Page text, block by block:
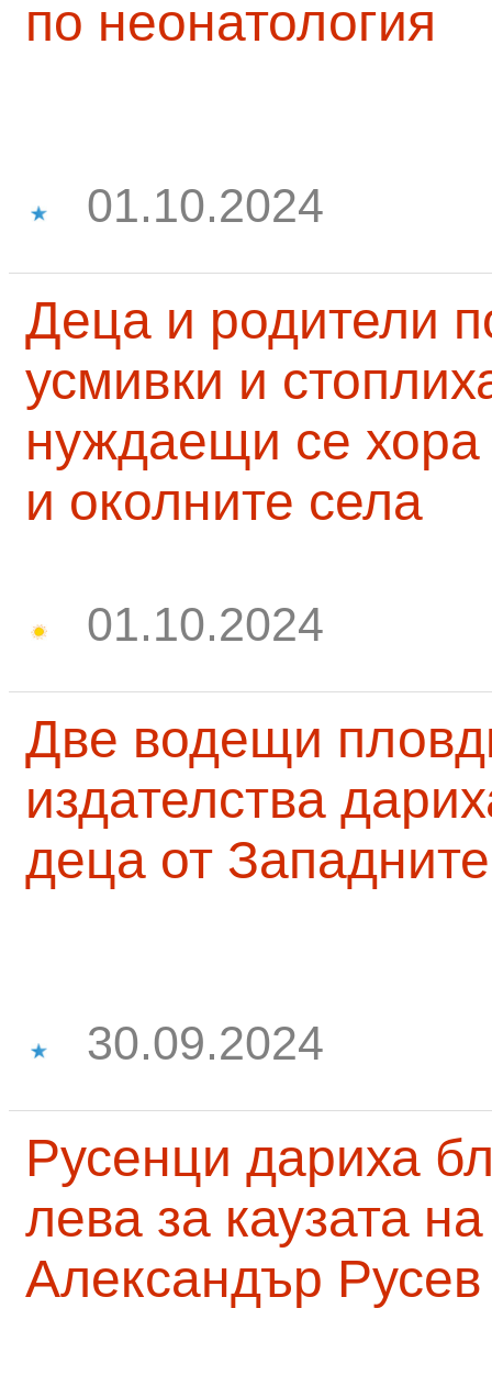
по неонатология
01.10.2024
Деца и родители
усмивки и
нуждаещи се
и околните села
01.10.2024
Две водещи
издателства
деца от
30.09.2024
Русенци дариха
лева за каузата
Александър Русев